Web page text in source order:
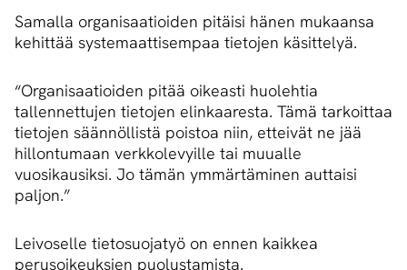
Samalla organisaatioiden pitäisi hänen mukaansa
kehittää systemaattisempaa tietojen käsittelyä.
“Organisaatioiden pitää oikeasti huolehtia
tallennettujen tietojen elinkaaresta. Tämä tarkoittaa
tietojen säännöllistä poistoa niin, etteivät ne jää
hillontumaan verkkolevyille tai muualle
vuosikausiksi. Jo tämän ymmärtäminen auttaisi
paljon.”
Leivoselle tietosuojatyö on ennen kaikkea
perusoikeuksien puolustamista.